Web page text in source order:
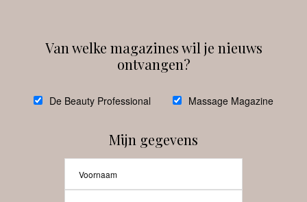
debeautyprofessional
Van welke magazines wil je nieuws
ontvangen?
De Beauty Professional Massage Magazine
Mijn gegevens